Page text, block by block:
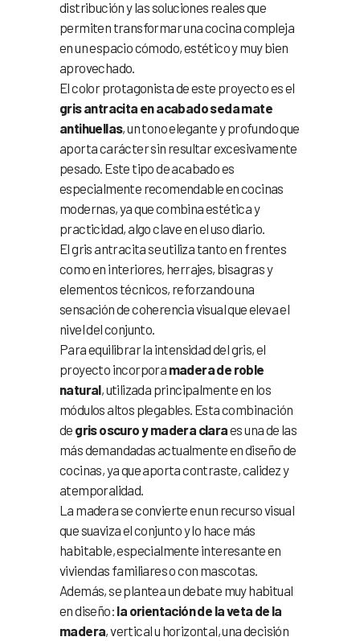
distribución y las soluciones reales que
permiten transformar una cocina compleja
en un espacio cómodo, estético y muy bien
aprovechado.
El color protagonista de este proyecto es el
gris antracita en acabado seda mate
antihuellas, un tono elegante y profundo que
aporta carácter sin resultar excesivamente
pesado. Este tipo de acabado es
especialmente recomendable en cocinas
modernas, ya que combina estética y
practicidad, algo clave en el uso diario.
El gris antracita se utiliza tanto en frentes
como en interiores, herrajes, bisagras y
elementos técnicos, reforzando una
sensación de coherencia visual que eleva el
nivel del conjunto.
Para equilibrar la intensidad del gris, el
proyecto incorpora madera de roble
natural, utilizada principalmente en los
módulos altos plegables. Esta combinación
de gris oscuro y madera claraes una de las
más demandadas actualmente en diseño de
cocinas, ya que aporta contraste, calidez y
atemporalidad.
La madera se convierte en un recurso visual
que suaviza el conjunto y lo hace más
habitable, especialmente interesante en
viviendas familiares o con mascotas.
Además, se plantea un debate muy habitual
en diseño: la orientación de la veta de la
madera, vertical u horizontal, una decisión